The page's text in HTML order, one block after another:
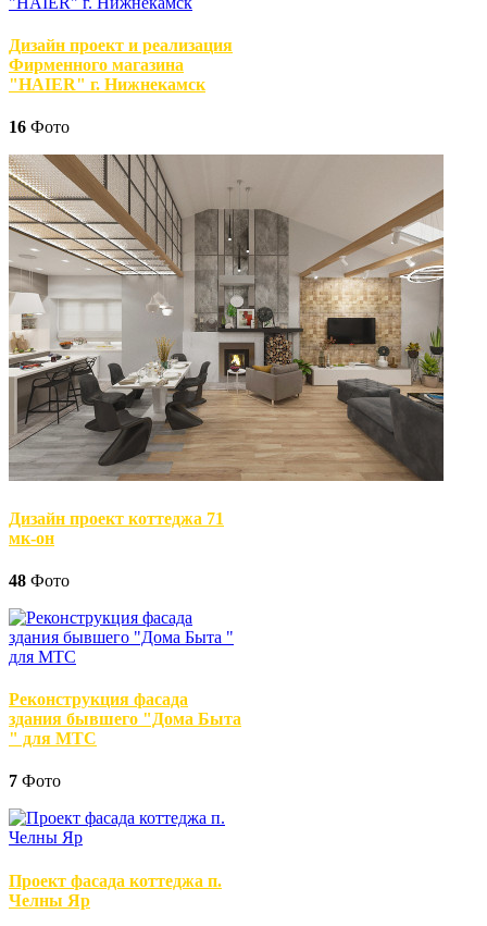
Дизайн проект и реализация
Фирменного магазина
"HAIER" г. Нижнекамск
16 Фото
Дизайн проект коттеджа 71
мк-он
48 Фото
Реконструкция фасада
здания бывшего "Дома Быта
" для МТС
7 Фото
Проект фасада коттеджа п.
Челны Яр